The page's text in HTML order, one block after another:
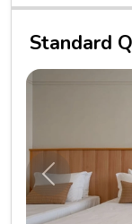
Standard
Anterior